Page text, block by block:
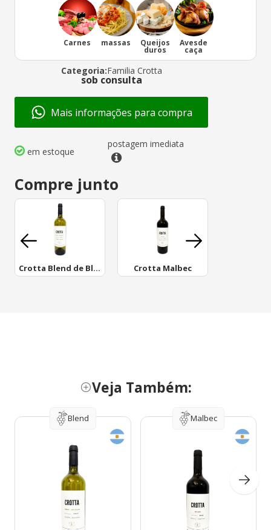
Carnes massas Queijos
duros
Avesde
caça
Categoria:Familia Crotta
sob consulta
Mais informações para compra
em estoque
postagem imediata
Compre junto
Crotta Blend de Blancas Crotta Malbec
Veja Também:
Blend Malbec